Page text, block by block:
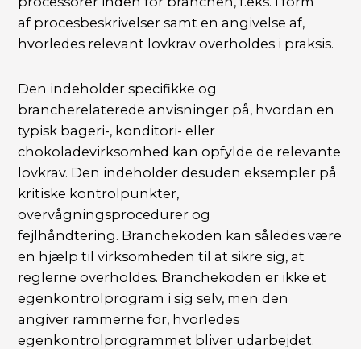
af procesbeskrivelser samt en angivelse af,
hvorledes relevant lovkrav overholdes i praksis.
Den indeholder specifikke og
brancherelaterede anvisninger på, hvordan en
typisk bageri-, konditori- eller
chokoladevirksomhed kan opfylde de relevante
lovkrav. Den indeholder desuden eksempler på
kritiske kontrolpunkter,
overvågningsprocedurer og
fejlhåndtering. Branchekoden kan således være
en hjælp til virksomheden til at sikre sig, at
reglerne overholdes. Branchekoden er ikke et
egenkontrolprogram i sig selv, men den
angiver rammerne for, hvorledes
egenkontrolprogrammet bliver udarbejdet.